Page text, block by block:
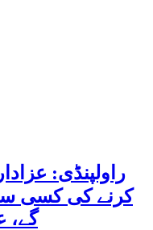
راولپنڈی:
کرنے کی کسی
گے،